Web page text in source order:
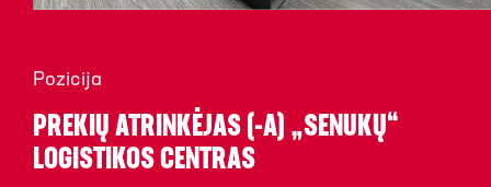
Pozicija
PREKIŲ ATRINKĖJAS (-A) „SENUKŲ“
LOGISTIKOS CENTRAS